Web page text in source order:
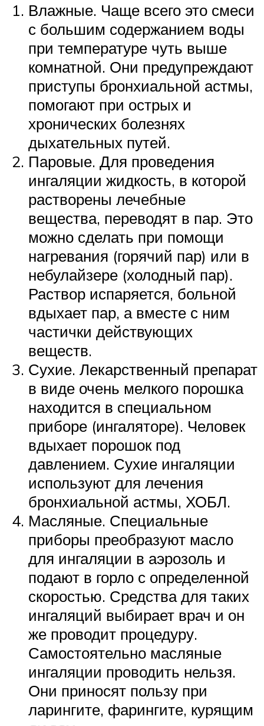
Влажные. Чаще всего это смеси
с большим содержанием воды
при температуре чуть выше
комнатной. Они предупреждают
приступы бронхиальной астмы,
помогают при острых и
хронических болезнях
дыхательных путей.
Паровые. Для проведения
ингаляции жидкость, в которой
растворены лечебные
вещества, переводят в пар. Это
можно сделать при помощи
нагревания (горячий пар) или в
небулайзере (холодный пар).
Раствор испаряется, больной
вдыхает пар, а вместе с ним
частички действующих
веществ.
Сухие. Лекарственный препарат
в виде очень мелкого порошка
находится в специальном
приборе (ингаляторе). Человек
вдыхает порошок под
давлением. Сухие ингаляции
используют для лечения
бронхиальной астмы, ХОБЛ.
Масляные. Специальные
приборы преобразуют масло
для ингаляции в аэрозоль и
подают в горло с определенной
скоростью. Средства для таких
ингаляций выбирает врач и он
же проводит процедуру.
Самостоятельно масляные
ингаляции проводить нельзя.
Они приносят пользу при
ларингите, фарингите, курящим